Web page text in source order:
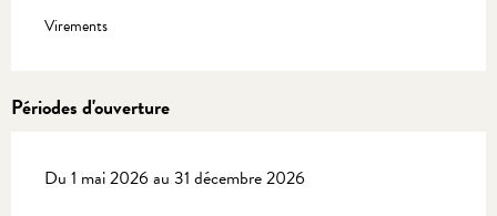
Virements
Périodes d'ouverture
Du 1 mai 2026 au 31 décembre 2026